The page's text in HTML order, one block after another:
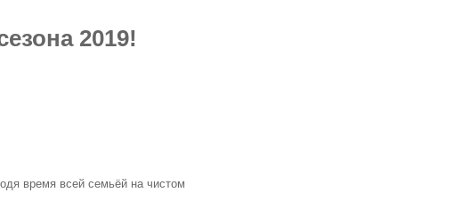
2019!
время всей семьёй на чистом